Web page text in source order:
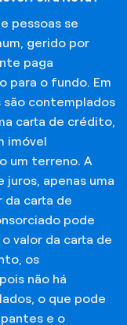
pessoas se
gerido por
paga
para o fundo. Em
são contemplados
carta de crédito,
imóvel
um terreno. A
juros, apenas uma
da carta de
pode
valor da carta de
os
não há
o que pode
e o